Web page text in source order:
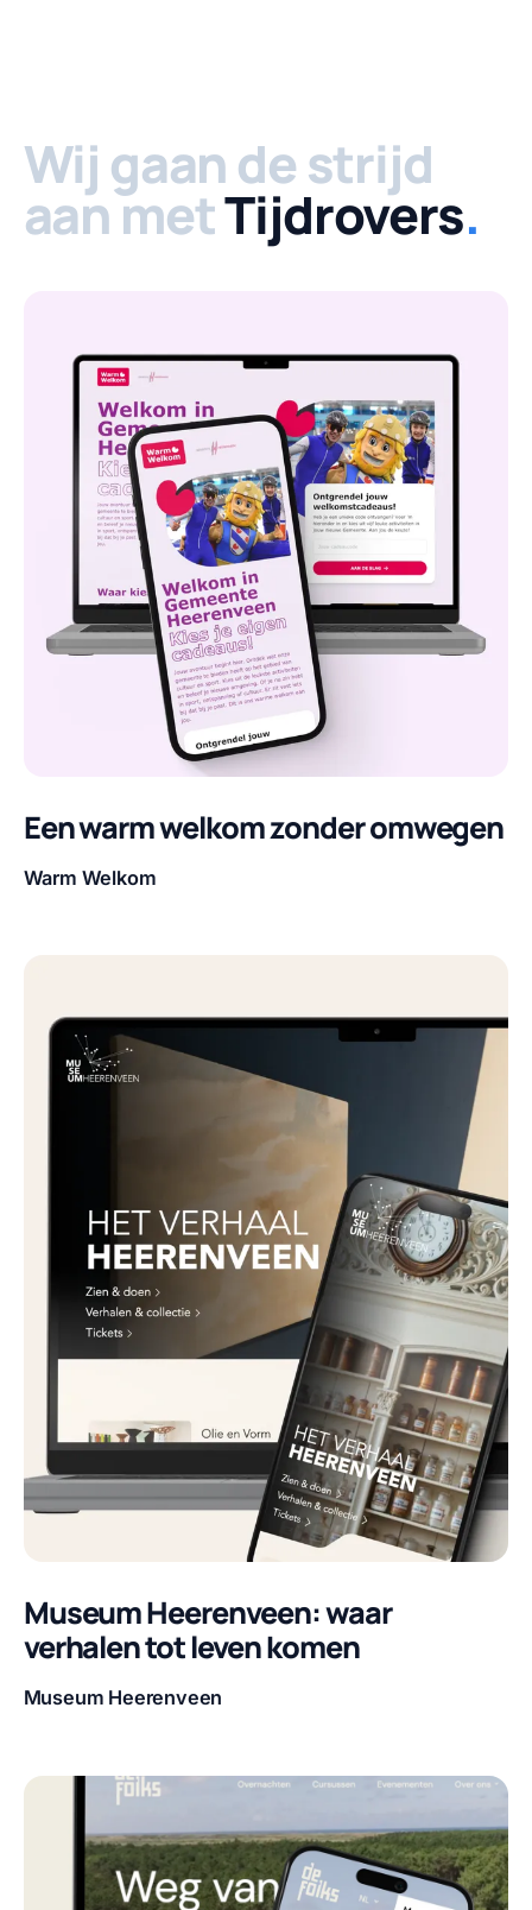
Wij gaan de strijd
aan metTijdrovers.
Een warm welkom zonder omwegen
Klant
Warm Welkom
Museum Heerenveen: waar
verhalen tot leven komen
Klant
Museum Heerenveen